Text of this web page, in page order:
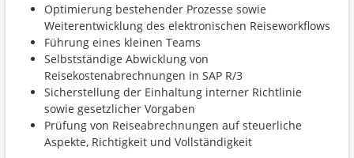
Optimierung bestehender Prozesse sowie
Weiterentwicklung des elektronischen Reiseworkflows
Führung eines kleinen Teams
Selbstständige Abwicklung von
Reisekostenabrechnungen in SAP R/3
Sicherstellung der Einhaltung interner Richtlinie
sowie gesetzlicher Vorgaben
Prüfung von Reiseabrechnungen auf steuerliche
Aspekte, Richtigkeit und Vollständigkeit